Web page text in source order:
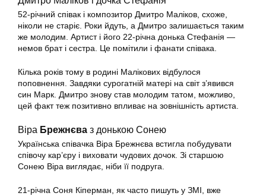
52-річний співак і композитор Дмитро Маліков, схоже,
ніколи не старіє. Роки йдуть, а Дмитро залишається таким
же молодим. Артист і його 22-річна донька Стефанія —
немов брат і сестра. Це помітили і фанати співака.
Кілька років тому в родині Малікових відбулося
поповнення. Завдяки сурогатній матері на світ з’явився
син Марк. Дмитро знову став молодим татом, можливо,
цей факт теж позитивно впливає на зовнішність артиста.
Віра Брежнєва з донькою Сонею
Українська співачка Віра Брежнєва встигла побудувати
співочу кар’єру і виховати чудових дочок. Зі старшою
Сонею Віра виглядає, ніби її подруга.
21-річна Соня Кіперман, як часто пишуть у ЗМІ, вже